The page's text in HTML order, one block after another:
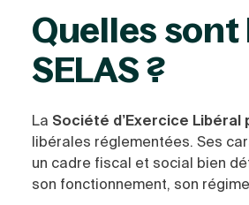
Quelles
SELAS ?
La Société d’Exercice Libéral
libérales réglementées. Ses
un cadre fiscal et social bien
son fonctionnement, son